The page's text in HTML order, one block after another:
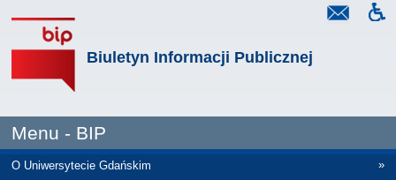
Biuletyn Informacji Publicznej
Menu - BIP
O Uniwersytecie Gdańskim
»